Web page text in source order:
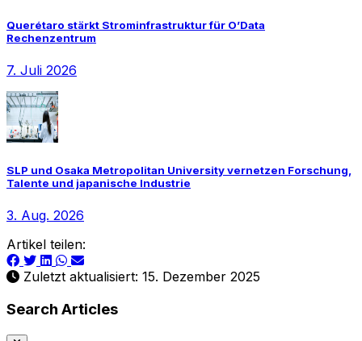
Querétaro stärkt Strominfrastruktur für O’Data
Rechenzentrum
7. Juli 2026
SLP und Osaka Metropolitan University vernetzen Forschung,
Talente und japanische Industrie
3. Aug. 2026
Artikel teilen:
Zuletzt aktualisiert: 15. Dezember 2025
Search Articles